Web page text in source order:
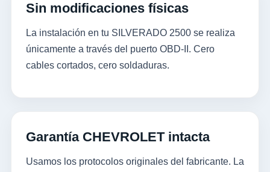
Sin modificaciones físicas
La instalación en tu SILVERADO 2500 se realiza
únicamente a través del puerto OBD-II. Cero
cables cortados, cero soldaduras.
Garantía CHEVROLET intacta
Usamos los protocolos originales del fabricante. La